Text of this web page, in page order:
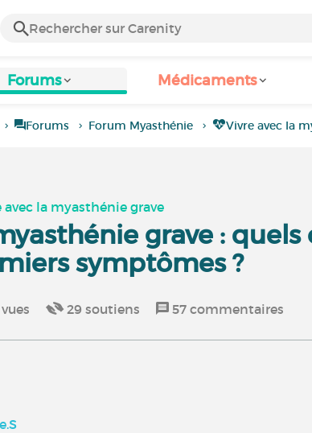
Forums Médicaments
Forums Forum Myasthénie Vivre avec la
avec la myasthénie grave
grave : quels
symptômes ?
vues 29 soutiens 57 commentaires